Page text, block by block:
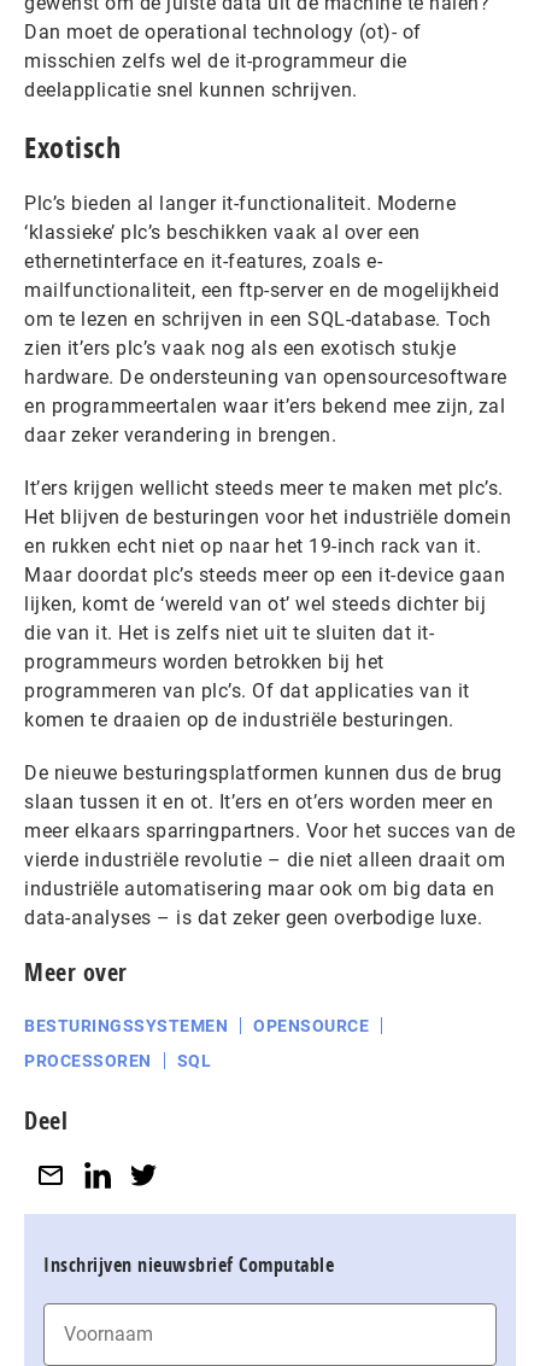
Dan moet de operational technology (ot)- of
misschien zelfs wel de it-programmeur die
deelapplicatie snel kunnen schrijven.
Exotisch
Plc’s bieden al langer it-functionaliteit. Moderne
‘klassieke’ plc’s beschikken vaak al over een
ethernetinterface en it-features, zoals e-
mailfunctionaliteit, een ftp-server en de mogelijkheid
om te lezen en schrijven in een SQL-database. Toch
zien it’ers plc’s vaak nog als een exotisch stukje
hardware. De ondersteuning van opensourcesoftware
en programmeertalen waar it’ers bekend mee zijn, zal
daar zeker verandering in brengen.
It’ers krijgen wellicht steeds meer te maken met plc’s.
Het blijven de besturingen voor het industriële domein
en rukken echt niet op naar het 19-inch rack van it.
Maar doordat plc’s steeds meer op een it-device gaan
lijken, komt de ‘wereld van ot’ wel steeds dichter bij
die van it. Het is zelfs niet uit te sluiten dat it-
programmeurs worden betrokken bij het
programmeren van plc’s. Of dat applicaties van it
komen te draaien op de industriële besturingen.
De nieuwe besturingsplatformen kunnen dus de brug
slaan tussen it en ot. It’ers en ot’ers worden meer en
meer elkaars sparringpartners. Voor het succes van de
vierde industriële revolutie – die niet alleen draait om
industriële automatisering maar ook om big data en
data-analyses – is dat zeker geen overbodige luxe.
Meer over
BESTURINGSSYSTEMEN
OPENSOURCE
PROCESSOREN
SQL
Deel
Inschrijven nieuwsbrief Computable